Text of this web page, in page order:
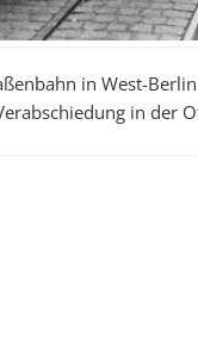
in West-
in der